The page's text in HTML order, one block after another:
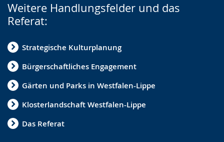
Weitere Handlungsfelder und das
Referat:
Strategische Kulturplanung
Bürgerschaftliches Engagement
Gärten und Parks in Westfalen-Lippe
Klosterlandschaft Westfalen-Lippe
Das Referat